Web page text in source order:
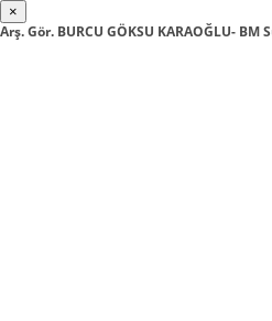
×
Arş. Gör. BURCU GÖKSU KARAOĞLU-